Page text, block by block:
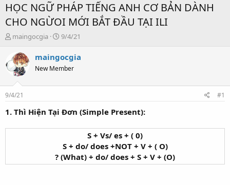
HỌC NGỮ PHÁP TIẾNG ANH CƠ BẢN DÀNH
CHO NGỪOI MỚI BẮT ĐẦU TẠI ILI
T
o
b
ở
maingocgia
S
a
t
e
9/4/21
maingocgia
New Member
9/4/21 #1
1. Thì Hiện Tại Đơn (Simple Present):
S + Vs/ es + ( 0)
S + do/ does +NOT + V + ( O)
? (What) + do/ does + S + V + (O)